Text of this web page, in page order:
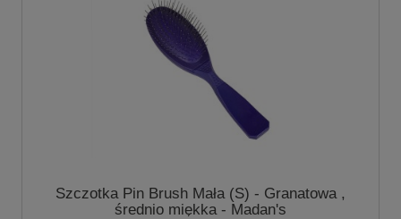
Szczotka Pin Brush Mała (S) - Granatowa ,
średnio miękka - Madan's